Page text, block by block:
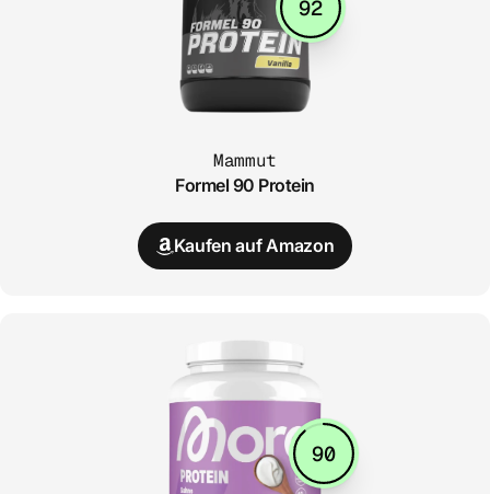
92
Mammut
Formel 90 Protein
Kaufen auf Amazon
90